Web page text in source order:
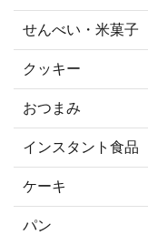
せんべい・米菓子
クッキー
おつまみ
インスタント食品
ケーキ
パン